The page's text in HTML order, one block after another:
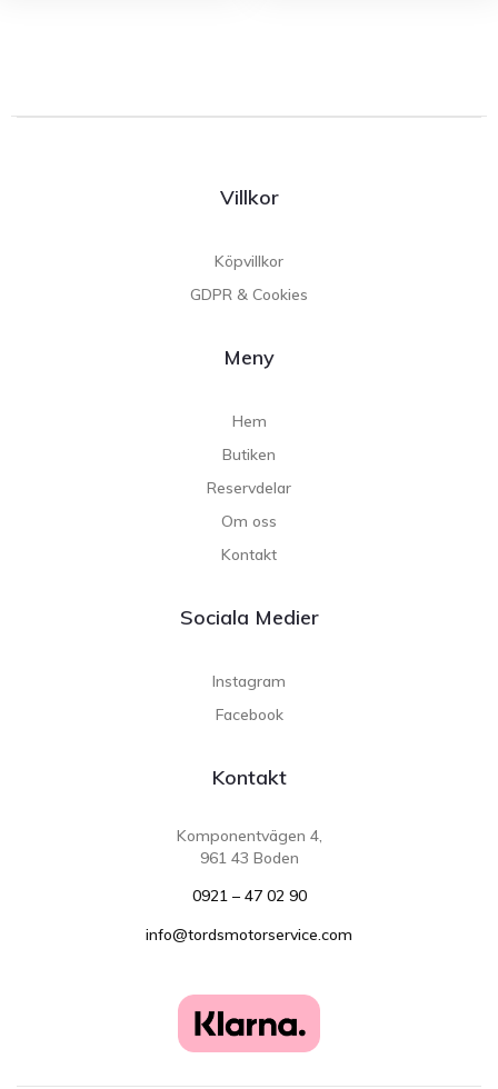
Villkor
Köpvillkor
GDPR & Cookies
Meny
Hem
Butiken
Reservdelar
Om oss
Kontakt
Sociala Medier
Instagram
Facebook
Kontakt
Komponentvägen 4,
961 43 Boden
0921 – 47 02 90
info@tordsmotorservice.com